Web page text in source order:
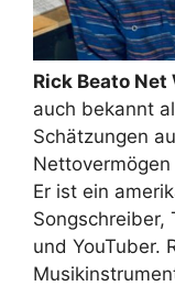
Rick Beato Net
auch bekannt
Schätzungen
Er ist ein
Songschreiber,
und YouTuber.